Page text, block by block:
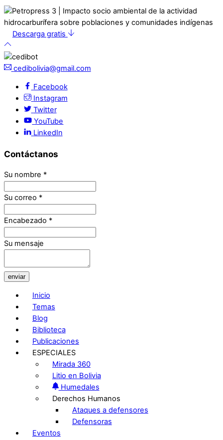
Descarga gratis
cedibolivia@gmail.com
Facebook
Instagram
Twitter
YouTube
LinkedIn
Contáctanos
Su nombre *
Su correo *
Encabezado *
Su mensaje
enviar
Inicio
Temas
Blog
Biblioteca
Publicaciones
ESPECIALES
Mirada 360
Litio en Bolivia
Humedales
Derechos Humanos
Ataques a defensores
Defensoras
Eventos